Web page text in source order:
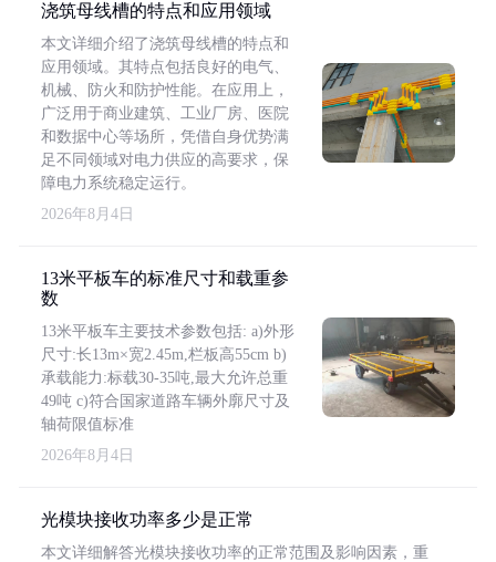
浇筑母线槽的特点和应用领域
本文详细介绍了浇筑母线槽的特点和
应用领域。其特点包括良好的电气、
机械、防火和防护性能。在应用上，
广泛用于商业建筑、工业厂房、医院
和数据中心等场所，凭借自身优势满
足不同领域对电力供应的高要求，保
障电力系统稳定运行。
2026年8月4日
13米平板车的标准尺寸和载重参
数
13米平板车主要技术参数包括: a)外形
尺寸:长13m×宽2.45m,栏板高55cm b)
承载能力:标载30-35吨,最大允许总重
49吨 c)符合国家道路车辆外廓尺寸及
轴荷限值标准
2026年8月4日
光模块接收功率多少是正常
本文详细解答光模块接收功率的正常范围及影响因素，重